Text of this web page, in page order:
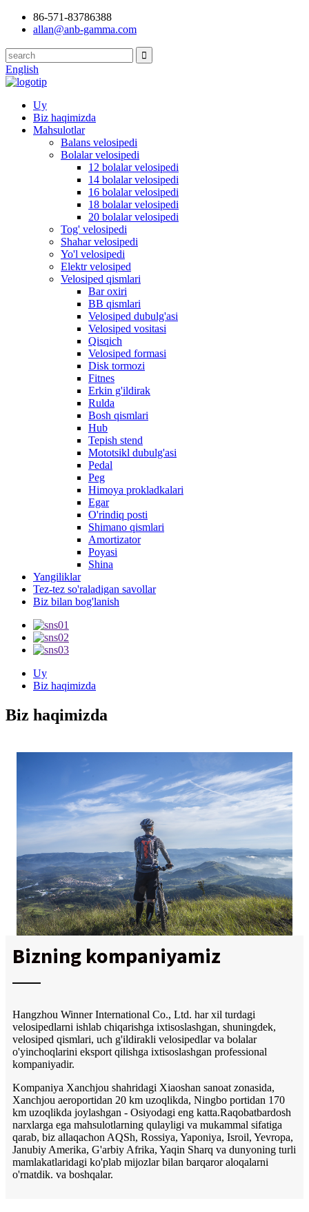
86-571-83786388
allan@anb-gamma.com
English
Uy
Biz haqimizda
Mahsulotlar
Balans velosipedi
Bolalar velosipedi
12 bolalar velosipedi
14 bolalar velosipedi
16 bolalar velosipedi
18 bolalar velosipedi
20 bolalar velosipedi
Tog' velosipedi
Shahar velosipedi
Yo'l velosipedi
Elektr velosiped
Velosiped qismlari
Bar oxiri
BB qismlari
Velosiped dubulg'asi
Velosiped vositasi
Qisqich
Velosiped formasi
Disk tormozi
Fitnes
Erkin g'ildirak
Rulda
Bosh qismlari
Hub
Tepish stend
Mototsikl dubulg'asi
Pedal
Peg
Himoya prokladkalari
Egar
O'rindiq posti
Shimano qismlari
Amortizator
Poyasi
Shina
Yangiliklar
Tez-tez so'raladigan savollar
Biz bilan bog'lanish
Uy
Biz haqimizda
Biz haqimizda
Bizning kompaniyamiz
Hangzhou Winner International Co., Ltd. har xil turdagi
velosipedlarni ishlab chiqarishga ixtisoslashgan, shuningdek,
velosiped qismlari, uch g'ildirakli velosipedlar va bolalar
o'yinchoqlarini eksport qilishga ixtisoslashgan professional
kompaniyadir.
Kompaniya Xanchjou shahridagi Xiaoshan sanoat zonasida,
Xanchjou aeroportidan 20 km uzoqlikda, Ningbo portidan 170
km uzoqlikda joylashgan - Osiyodagi eng katta.Raqobatbardosh
narxlarga ega mahsulotlarning qulayligi va mukammal sifatiga
qarab, biz allaqachon AQSh, Rossiya, Yaponiya, Isroil, Yevropa,
Janubiy Amerika, G'arbiy Afrika, Yaqin Sharq va dunyoning turli
mamlakatlaridagi ko'plab mijozlar bilan barqaror aloqalarni
o'rnatdik. va boshqalar.